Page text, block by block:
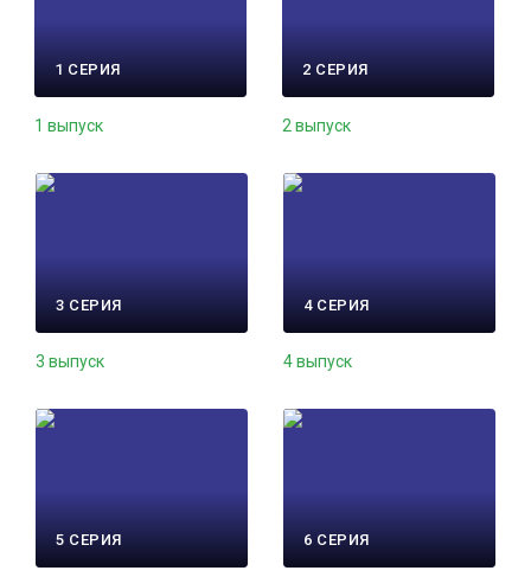
1 СЕРИЯ
1 выпуск
2 СЕРИЯ
2 выпуск
3 СЕРИЯ
3 выпуск
4 СЕРИЯ
4 выпуск
5 СЕРИЯ 6 СЕРИЯ